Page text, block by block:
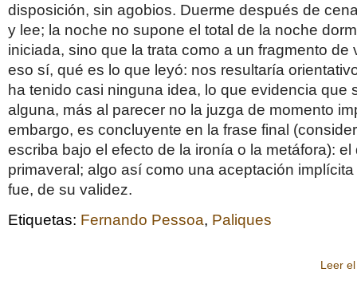
disposición, sin agobios. Duerme después de
y lee; la noche no supone el total de la noche
iniciada, sino que la trata como a un fragmento de
eso sí, qué es lo que leyó: nos resultaría
ha tenido casi ninguna idea, lo que evidencia que
alguna, más al parecer no la juzga de momento
embargo, es concluyente en la frase final
escriba bajo el efecto de la ironía o la metáfora): el
primaveral; algo así como una aceptación
fue, de su validez.
Etiquetas: Fernando Pessoa, Paliques
Leer